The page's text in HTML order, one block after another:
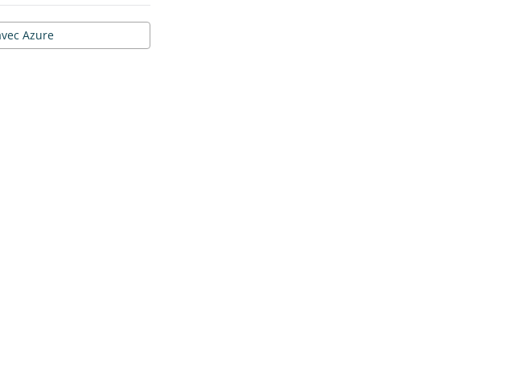
Azure